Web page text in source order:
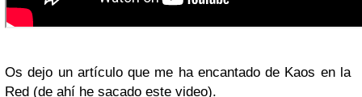
Os dejo un artículo que me ha encantado de Kaos en la
Red (de ahí he sacado este video).